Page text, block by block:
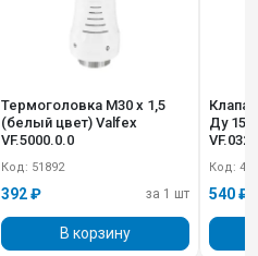
Термоголовка М30 х 1,5
(белый цвет) Valfex
VF.5000.0.0
Код: 51892
392 ₽ за 1 шт
В корзину
Ду 15
Код:
540 ₽